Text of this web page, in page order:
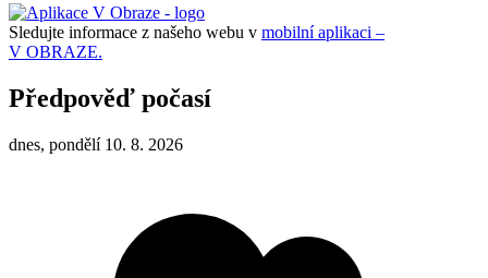
Sledujte informace z našeho webu v mobilní aplikaci –
V OBRAZE.
Předpověď počasí
dnes, pondělí 10. 8. 2026